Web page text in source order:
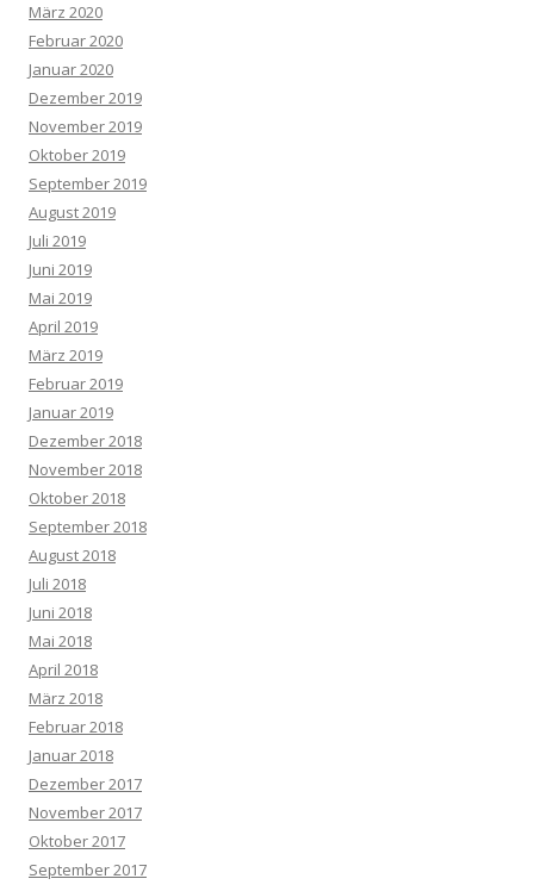
März 2020
Februar 2020
Januar 2020
Dezember 2019
November 2019
Oktober 2019
September 2019
August 2019
Juli 2019
Juni 2019
Mai 2019
April 2019
März 2019
Februar 2019
Januar 2019
Dezember 2018
November 2018
Oktober 2018
September 2018
August 2018
Juli 2018
Juni 2018
Mai 2018
April 2018
März 2018
Februar 2018
Januar 2018
Dezember 2017
November 2017
Oktober 2017
September 2017